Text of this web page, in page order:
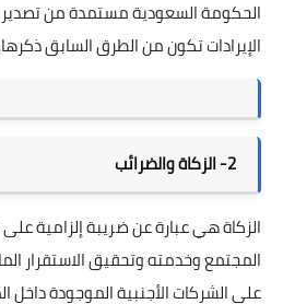
الحكومة السعودية مستمدة من تصدير
الإيرادات تكون من الطرق السابق ذكرها.
2- الزكاة والضرائب
الزكاة هي عبارة عن ضريبة إلزامية
المجتمع وخدمته وتحقيق الاستقرار
على الشركات الأجنبية الموجودة